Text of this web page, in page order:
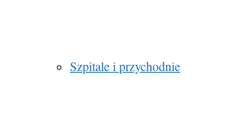
Szpitale i przychodnie